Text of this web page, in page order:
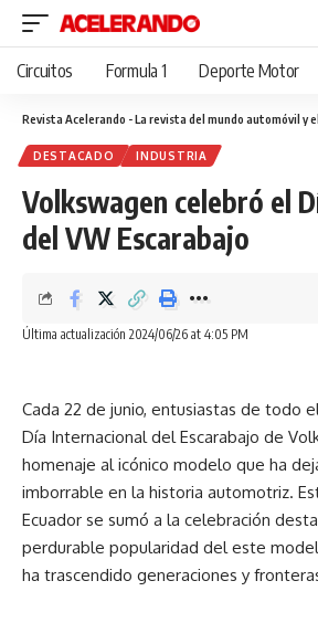
Circuitos Formula 1 Deporte Motor
Revista Acelerando - La revista del mundo automóvil y
DESTACADO INDUSTRIA
Volkswagen celebró el
del VW Escarabajo
Última actualización 2024/06/26 at 4:05 PM
Cada 22 de junio, entusiastas de todo
Día Internacional del Escarabajo de
homenaje al icónico modelo que ha
imborrable en la historia automotriz.
Ecuador se sumó a la celebración
perdurable popularidad del este
ha trascendido generaciones y